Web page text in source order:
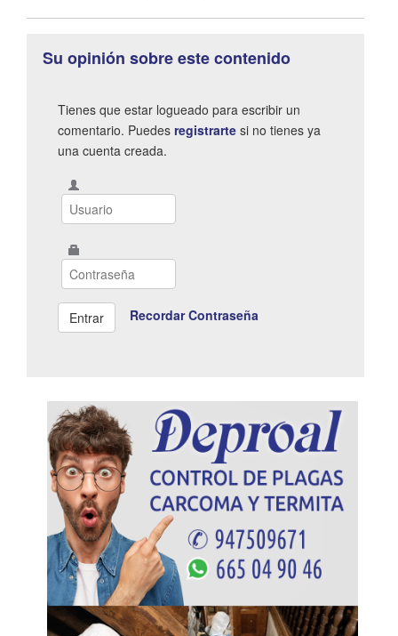
Su opinión sobre este contenido
Tienes que estar logueado para escribir un
comentario. Puedes registrarte si no tienes ya
una cuenta creada.
Recordar Contraseña